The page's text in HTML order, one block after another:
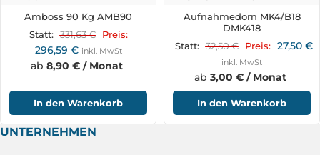
Amboss 90 Kg AMB90
Statt: 331,63€ Preis:
296,59 € inkl. MwSt
ab 8,90 € / Monat
In den Warenkorb
Aufnahmedorn MK4/B18
DMK418
Statt: 32,50€ Preis: 27,50 €
inkl. MwSt
ab 3,00 € / Monat
In den Warenkorb
UNTERNEHMEN